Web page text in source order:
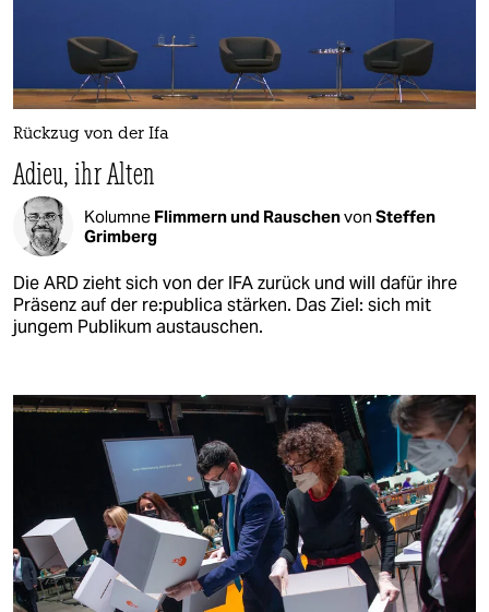
Rückzug von der Ifa
Adieu, ihr Alten
Kolumne Flimmern und Rauschenvon Steffen
Grimberg
Die ARD zieht sich von der IFA zurück und will dafür ihre
Präsenz auf der re:­pu­bli­ca stärken. Das Ziel: sich mit
jungem Publikum austauschen.